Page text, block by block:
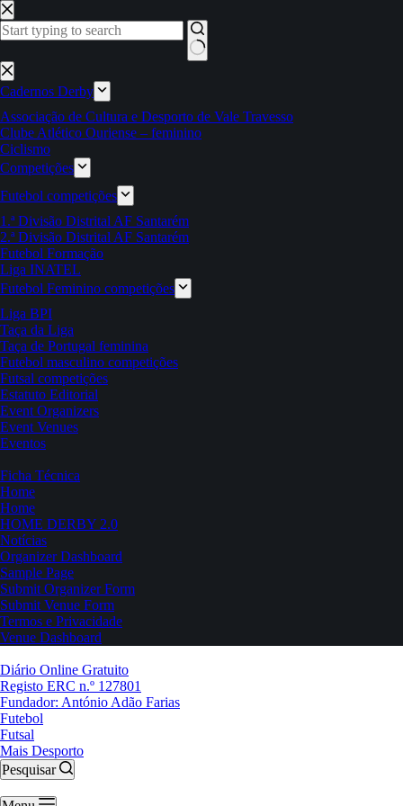
Pular
para
o
Sem
resultados
Cadernos Derby
Associação de Cultura e Desporto de Vale Travesso
Clube Atlético Ouriense – feminino
Ciclismo
Competições
Futebol competições
1.ª Divisão Distrital AF Santarém
2.ª Divisão Distrital AF Santarém
Futebol Formação
Liga INATEL
Futebol Feminino competições
Liga BPI
Taça da Liga
Taça de Portugal feminina
Futebol masculino competições
Futsal competições
Estatuto Editorial
Event Organizers
Event Venues
Eventos
Ficha Técnica
Home
Home
HOME DERBY 2.0
Notícias
Organizer Dashboard
Sample Page
Submit Organizer Form
Submit Venue Form
Termos e Privacidade
Venue Dashboard
Diário Online Gratuito
Registo ERC n.º 127801
Fundador: António Adão Farias
Futebol
Futsal
Mais Desporto
Pesquisar